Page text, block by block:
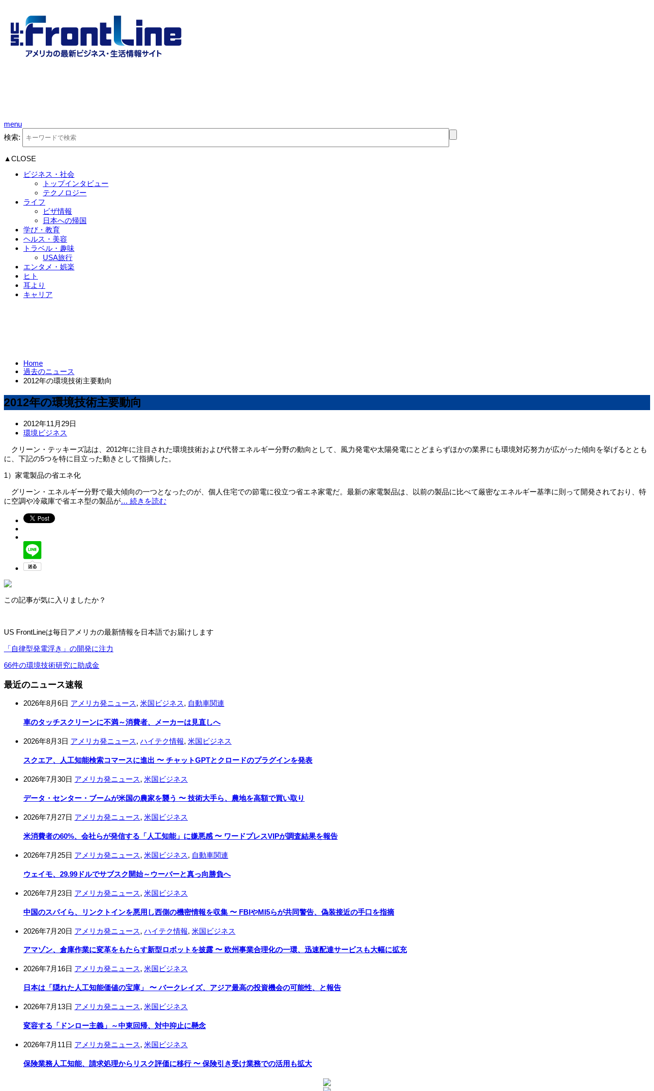
menu
検索:
▲CLOSE
ビジネス・社会
トップインタビュー
テクノロジー
ライフ
ビザ情報
日本への帰国
学び・教育
ヘルス・美容
トラベル・趣味
USA旅行
エンタメ・娯楽
ヒト
耳より
キャリア
Home
過去のニュース
2012年の環境技術主要動向
2012年の環境技術主要動向
2012年11月29日
環境ビジネス
クリーン・テッキーズ誌は、2012年に注目された環境技術および代替エネルギー分野の動向として、風力発電や太陽発電にとどまらずほかの業界にも環境対応努力が広がった傾向を挙げるととも
に、下記の5つを特に目立った動きとして指摘した。
1）家電製品の省エネ化
グリーン・エネルギー分野で最大傾向の一つとなったのが、個人住宅での節電に役立つ省エネ家電だ。最新の家電製品は、以前の製品に比べて厳密なエネルギー基準に則って開発されており、特
に空調や冷蔵庫で省エネ型の製品が… 続きを読む
この記事が気に入りましたか？
US FrontLineは毎日アメリカの最新情報を日本語でお届けします
「自律型発電浮き」の開発に注力
66件の環境技術研究に助成金
最近のニュース速報
2026年8月6日 アメリカ発ニュース, 米国ビジネス, 自動車関連
車のタッチスクリーンに不満～消費者、メーカーは見直しへ
2026年8月3日 アメリカ発ニュース, ハイテク情報, 米国ビジネス
スクエア、人工知能検索コマースに進出 〜 チャットGPTとクロードのプラグインを発表
2026年7月30日 アメリカ発ニュース, 米国ビジネス
データ・センター・ブームが米国の農家を襲う 〜 技術大手ら、農地を高額で買い取り
2026年7月27日 アメリカ発ニュース, 米国ビジネス
米消費者の60%、会社らが発信する「人工知能」に嫌悪感 〜 ワードプレスVIPが調査結果を報告
2026年7月25日 アメリカ発ニュース, 米国ビジネス, 自動車関連
ウェイモ、29.99ドルでサブスク開始～ウーバーと真っ向勝負へ
2026年7月23日 アメリカ発ニュース, 米国ビジネス
中国のスパイら、リンクトインを悪用し西側の機密情報を収集 〜 FBIやMI5らが共同警告、偽装接近の手口を指摘
2026年7月20日 アメリカ発ニュース, ハイテク情報, 米国ビジネス
アマゾン、倉庫作業に変革をもたらす新型ロボットを披露 〜 欧州事業合理化の一環、迅速配達サービスも大幅に拡充
2026年7月16日 アメリカ発ニュース, 米国ビジネス
日本は「隠れた人工知能価値の宝庫」 〜 バークレイズ、アジア最高の投資機会の可能性、と報告
2026年7月13日 アメリカ発ニュース, 米国ビジネス
変容する「ドンロー主義」～中東回帰、対中抑止に懸念
2026年7月11日 アメリカ発ニュース, 米国ビジネス
保険業務人工知能、請求処理からリスク評価に移行 〜 保険引き受け業務での活用も拡大